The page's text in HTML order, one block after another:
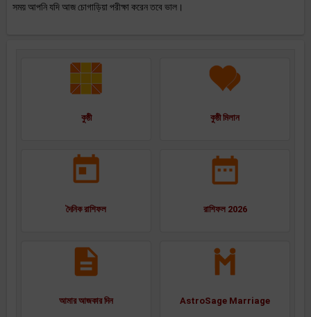
সময় আপনি যদি আজ চোগাড়িয়া পরীক্ষা করেন তবে ভাল।
কুষ্ঠী কুষ্ঠী মিলান
দৈনিক রাশিফল রাশিফল 2026
আমার আজকার দিন AstroSage Marriage